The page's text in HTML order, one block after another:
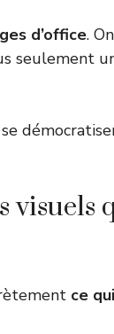
d’office.
seulement
visuels
ce